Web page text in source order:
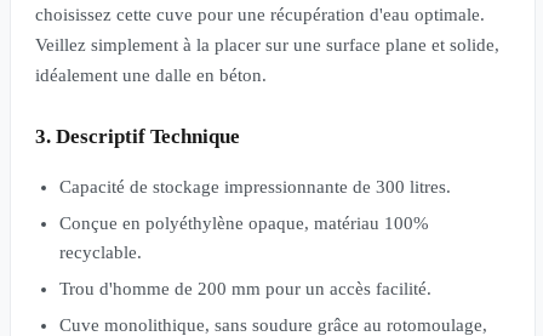
choisissez cette cuve pour une récupération d'eau optimale.
Veillez simplement à la placer sur une surface plane et solide,
idéalement une dalle en béton.
3. Descriptif Technique
Capacité de stockage impressionnante de 300 litres.
Conçue en polyéthylène opaque, matériau 100%
recyclable.
Trou d'homme de 200 mm pour un accès facilité.
Cuve monolithique, sans soudure grâce au rotomoulage,